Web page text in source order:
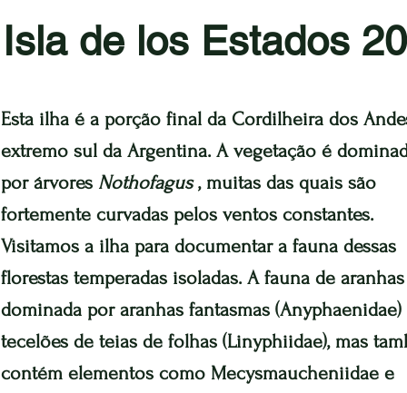
Isla de los Estados
Esta ilha é a porção final da Cordilheira dos
extremo sul da Argentina. A vegetação é
por árvores Nothofagus, muitas das quais são
fortemente curvadas pelos ventos constantes.
Visitamos a ilha para documentar a fauna dessas
florestas temperadas isoladas. A fauna de
dominada por aranhas fantasmas (Anyphaenidae)
tecelões de teias de folhas (Linyphiidae), mas
contém elementos como Mecysmaucheniidae e